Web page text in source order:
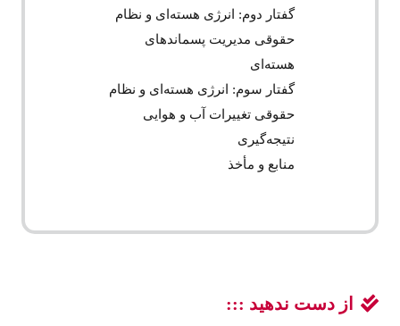
گفتار دوم: انرژی هسته‌ای و نظام
حقوقی مدیریت پسماندهای
هسته‌ای
گفتار سوم: انرژی هسته‌ای و نظام
حقوقی تغییرات آب و هوایی
نتیجه‌گیری
منابع و مأخذ
از دست ندهید :::